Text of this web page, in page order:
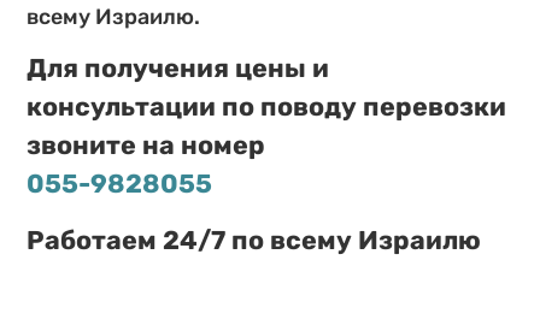
всему Израилю.
Для получения цены и
консультации по поводу перевозки
звоните на номер
055-9828055
Работаем 24/7 по всему Израилю